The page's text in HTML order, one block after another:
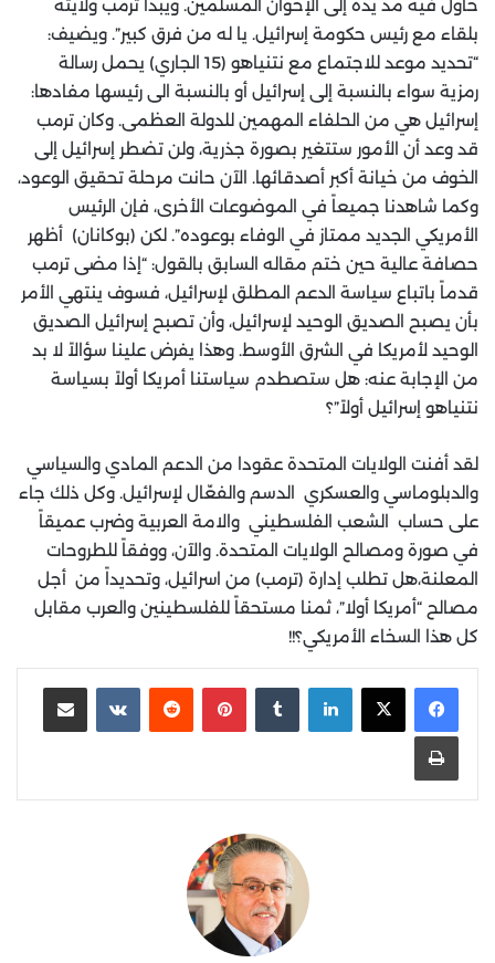
حاول فيه مد يده إلى الإخوان المسلمين. ويبدأ ترمب ولايته
بلقاء مع رئيس حكومة إسرائيل. يا له من فرق كبير”. ويضيف:
“تحديد موعد للاجتماع مع نتنياهو (15 الجاري) يحمل رسالة
رمزية سواء بالنسبة إلى إسرائيل أو بالنسبة الى رئيسها مفادها:
إسرائيل هي من الحلفاء المهمين للدولة العظمى. وكان ترمب
قد وعد أن الأمور ستتغير بصورة جذرية، ولن تضطر إسرائيل إلى
الخوف من خيانة أكبر أصدقائها. الآن حانت مرحلة تحقيق الوعود،
وكما شاهدنا جميعاً في الموضوعات الأخرى، فإن الرئيس
الأمريكي الجديد ممتاز في الوفاء بوعوده”. لكن (بوكانان) أظهر
حصافة عالية حين ختم مقاله السابق بالقول: “إذا مضى ترمب
قدماً باتباع سياسة الدعم المطلق لإسرائيل، فسوف ينتهي الأمر
بأن يصبح الصديق الوحيد لإسرائيل، وأن تصبح إسرائيل الصديق
الوحيد لأمريكا في الشرق الأوسط. وهذا يفرض علينا سؤالاً لا بد
من الإجابة عنه: هل ستصطدم سياستنا أمريكا أولاً بسياسة
نتنياهو إسرائيل أولاً”؟
لقد أفنت الولايات المتحدة عقودا من الدعم المادي والسياسي
والدبلوماسي والعسكري الدسم والفعّال لإسرائيل. وكل ذلك جاء
على حساب الشعب الفلسطيني والامة العربية وضرب عميقاً
في صورة ومصالح الولايات المتحدة. والآن، ووفقاً للطروحات
المعلنة،هل تطلب إدارة (ترمب) من اسرائيل، وتحديداً من أجل
مصالح “أمريكا أولا”، ثمنا مستحقاً للفلسطينين والعرب مقابل
كل هذا السخاء الأمريكي؟!!
لينكدإن بينتيريست